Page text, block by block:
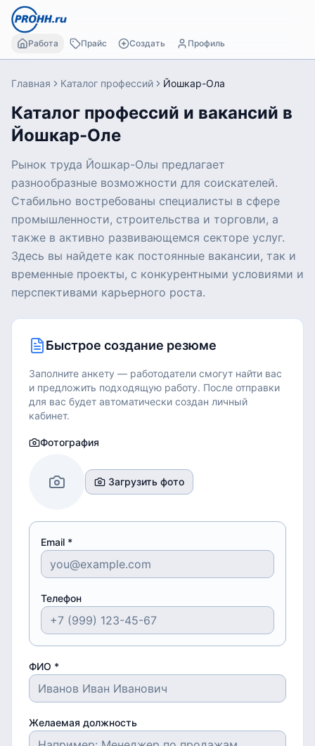
Работа Прайс Создать Профиль
Главная Каталог профессий Йошкар-Ола
Каталог профессий и вакансий в
Йошкар-Оле
Рынок труда Йошкар-Олы предлагает
разнообразные возможности для соискателей.
Стабильно востребованы специалисты в сфере
промышленности, строительства и торговли, а
также в активно развивающемся секторе услуг.
Здесь вы найдете как постоянные вакансии, так и
временные проекты, с конкурентными условиями и
перспективами карьерного роста.
Быстрое создание резюме
Заполните анкету — работодатели смогут найти вас
и предложить подходящую работу. После отправки
для вас будет автоматически создан личный
кабинет.
Фотография
Загрузить фото
Email *
Телефон
ФИО *
Желаемая должность